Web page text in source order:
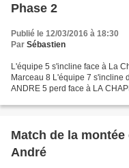
Phase 2
Publié le 12/03/2016 à 18:30
Par Sébastien
L'équipe 5 s'incline face à La
Marceau 8 L'équipe 7 s'incline
ANDRE 5 perd face à LA
Match de la
André